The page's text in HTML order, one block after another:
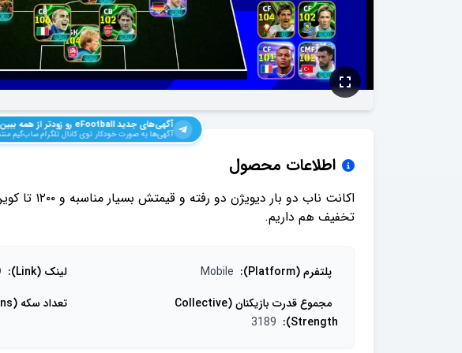
آگهی‌های جدیدeFootball رو زودتر از همه
آگهی‌ها به صورت خودکار توی کانال تلگرام ساب‌گیم
اطلاعات محصول
تخفیف هم داریم.
پلتفرم (Platform) :
Mobile لینک (Link) :
مجموع قدرت بازیکنان (Collective
Strength)
:
3189
تعداد سکه (Coins)